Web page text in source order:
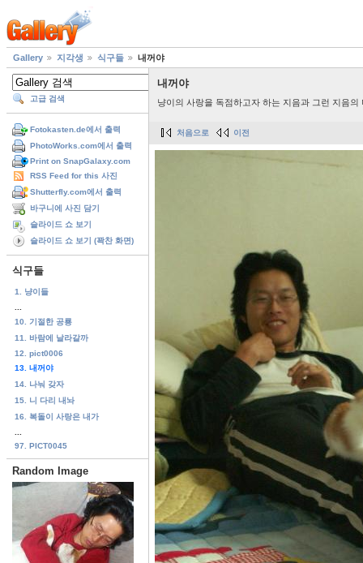
Gallery 지각생 식구들 내꺼야
고급 검색
Fotokasten.de에서 출력
PhotoWorks.com에서 출력
Print on SnapGalaxy.com
RSS Feed for this 사진
Shutterfly.com에서 출력
바구니에 사진 담기
슬라이드 쇼 보기
슬라이드 쇼 보기 (꽉찬 화면)
식구들
1. 냥이들
10. 기절한 공룡
11. 바람에 날라갈까
12. pict0006
13. 내꺼야
14. 나눠 갖자
15. 니 다리 내놔
16. 복돌이 사랑은 내가
97. PICT0045
Random Image
내꺼야
냥이의 사랑을 독점하고자 하는 지음과 그런 지음
처음으로 이전